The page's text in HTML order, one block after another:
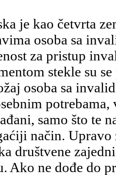
je kao četvrta
osoba sa
za pristup
stekle su
osoba sa
potrebama,
samo što te
način.
društvene
Ako ne dođe do